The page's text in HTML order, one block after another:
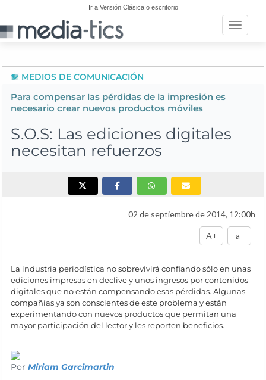
Ir a Versión Clásica o escritorio
Toggle
MEDIOS DE COMUNICACIÓN
Para compensar las pérdidas de la impresión es
necesario crear nuevos productos móviles
S.O.S: Las ediciones digitales
necesitan refuerzos
02 de septiembre de 2014, 12:00h
A+ a-
La industria periodística no sobrevivirá confiando sólo en unas
ediciones impresas en declive y unos ingresos por contenidos
digitales que no están compensando esas pérdidas. Algunas
compañías ya son conscientes de este problema y están
experimentando con nuevos productos que permitan una
mayor participación del lector y les reporten beneficios.
Por Miriam Garcimartin